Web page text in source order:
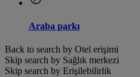
Araba parkı
Back to search by Otel erişimi
Skip search by Sağlık merkezi
Skip search by Erişilebilirlik